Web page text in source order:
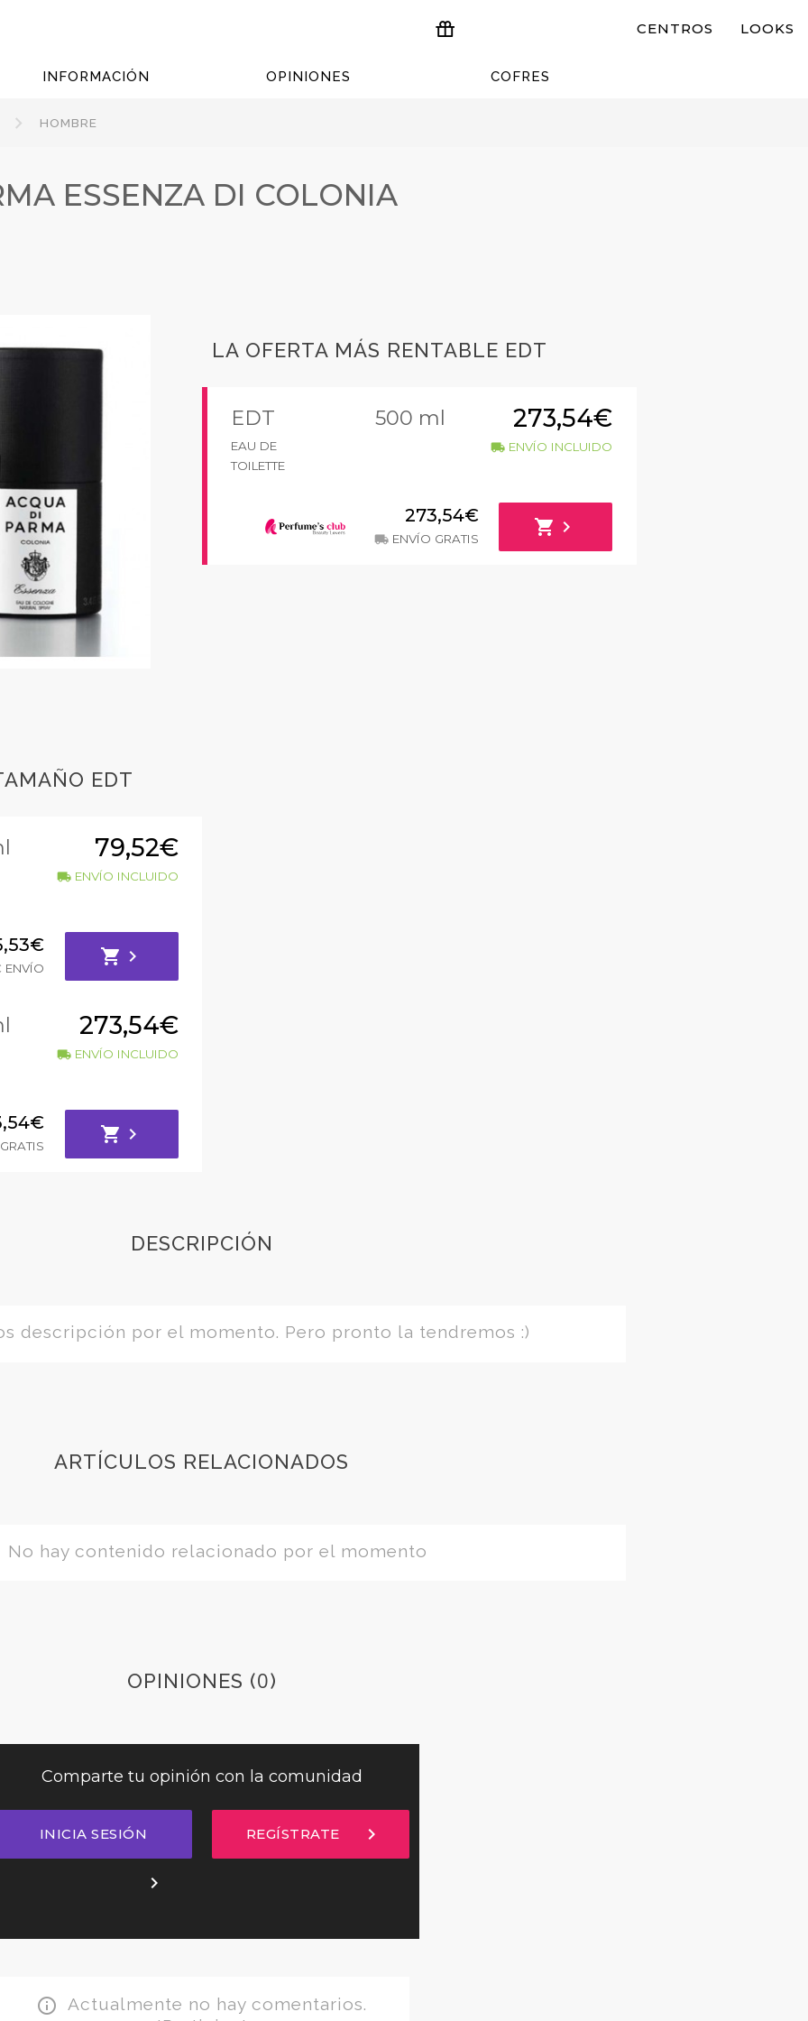
ESTUCHES Y REGALOS
CENTROS LOOKS
INFORMACIÓN OPINIONES COFRES
HOMBRE
ESSENZA DI COLONIA
LA OFERTA MÁS RENTABLE EDT
EDT
EAU DE
TOILETTE
500 ml 273,54€
local_shipping ENVÍO INCLUIDO
273,54€
local_shippingENVÍO GRATIS
shopping_cart chevron_right
EDT
79,52€
local_shippingENVÍO INCLUIDO
ENVÍO
shopping_cart chevron_right
273,54€
local_shippingENVÍO INCLUIDO
shopping_cart chevron_right
DESCRIPCIÓN
descripción por el momento. Pero pronto la tendremos :)
ARTÍCULOS RELACIONADOS
No hay contenido relacionado por el momento
OPINIONES (0)
Comparte tu opinión con la comunidad
INICIA SESIÓN
chevron_right
REGÍSTRATE chevron_right
info_outline
Actualmente no hay comentarios.